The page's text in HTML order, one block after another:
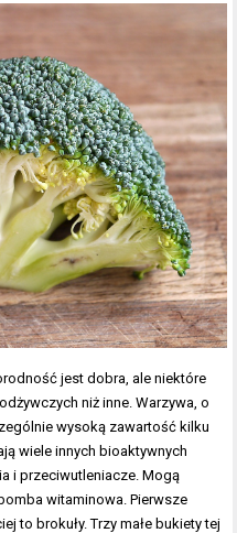
jest dobra, ale niektóre
niż inne. Warzywa, o
wysoką zawartość kilku
wiele innych bioaktywnych
i przeciwutleniacze. Mogą
witaminowa. Pierwsze
to brokuły. Trzy małe bukiety tej